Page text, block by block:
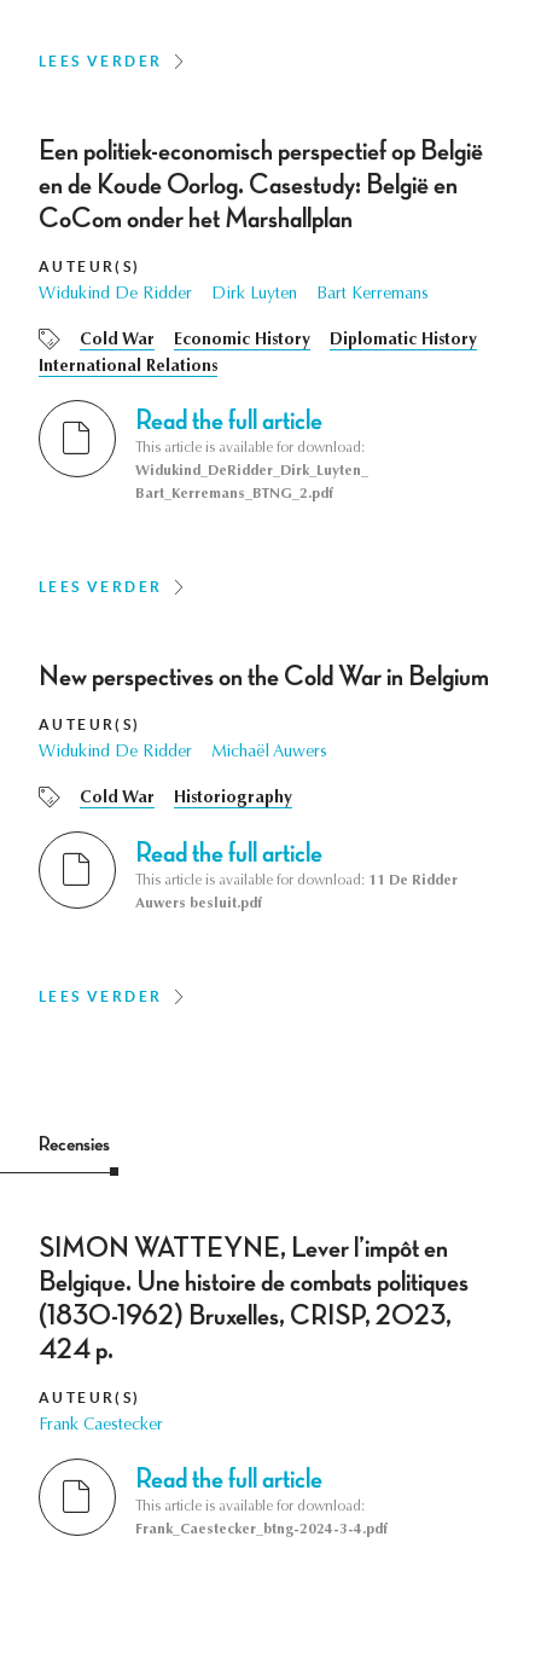
LEES VERDER
Een politiek-economisch perspectief op België
en de Koude Oorlog. Casestudy: België en
CoCom onder het Marshallplan
AUTEUR(S)
Widukind De Ridder Dirk Luyten Bart Kerremans
Cold War Economic History
Diplomatic History
International Relations
Read the full article
This article is available for download:
Widukind_DeRidder_Dirk_Luyten_
Bart_Kerremans_BTNG_2.pdf
LEES VERDER
New perspectives on the Cold War in Belgium
AUTEUR(S)
Widukind De Ridder Michaël Auwers
Cold War Historiography
Read the full article
This article is available for download: 11 De Ridder
Auwers besluit.pdf
LEES VERDER
Recensies
SIMON WATTEYNE, Lever l’impôt en
Belgique. Une histoire de combats politiques
(1830-1962) Bruxelles, CRISP, 2023,
424 p.
AUTEUR(S)
Frank Caestecker
Read the full article
This article is available for download:
Frank_Caestecker_btng-2024-3-4.pdf